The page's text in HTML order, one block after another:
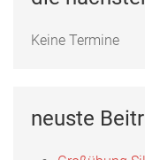
Keine Termine
neuste